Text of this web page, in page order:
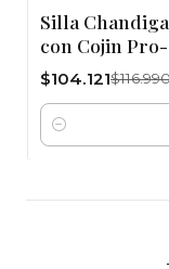
Silla
con Cojin
$104.121
Cantidad